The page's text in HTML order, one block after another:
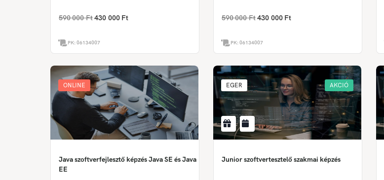
590 000 Ft 430 000 Ft
PK:06134007
590 000 Ft 430 000 Ft
PK:06134007
ONLINE
Java szoftverfejlesztő képzés Java SE és Java
EE
EGER AKCIÓ
Junior szoftvertesztelő szakmai képzés